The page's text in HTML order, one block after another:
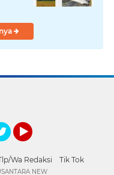
Wa Redaksi Tik Tok
NEW